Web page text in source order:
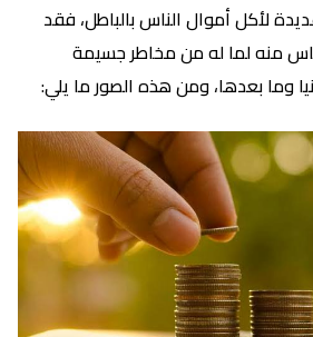
لأكل أموال الناس بالباطل، فقد
منه لما له من مخاطر جسيمة
وما بعدها، ومن هذه الصور ما يلي: